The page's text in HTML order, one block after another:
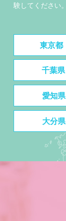
験してください。
東京都
千葉県
愛知県
大分県